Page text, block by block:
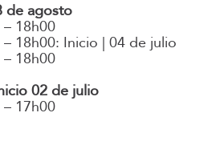
de agosto
18h00
18h00: Inicio | 04 de julio
18h00
02 de julio
17h00